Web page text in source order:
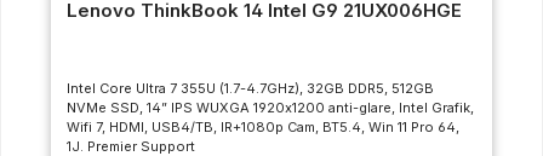
Lenovo ThinkBook 14 Intel G9 21UX006HGE
Intel Core Ultra 7 355U (1.7-4.7GHz), 32GB DDR5, 512GB
NVMe SSD, 14” IPS WUXGA 1920x1200 anti-glare, Intel Grafik,
Wifi 7, HDMI, USB4/TB, IR+1080p Cam, BT5.4, Win 11 Pro 64,
1J. Premier Support